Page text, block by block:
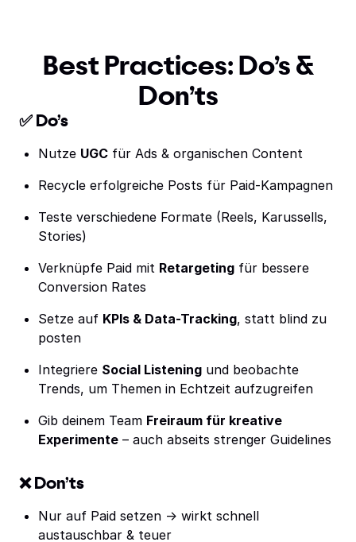
Best Practices: Do’s &
Don’ts
✅ Do’s
Nutze UGC für Ads & organischen Content
Recycle erfolgreiche Posts für Paid-Kampagnen
Teste verschiedene Formate (Reels, Karussells,
Stories)
Verknüpfe Paid mit Retargeting für bessere
Conversion Rates
Setze auf KPIs & Data-Tracking, statt blind zu
posten
Integriere Social Listening und beobachte
Trends, um Themen in Echtzeit aufzugreifen
Gib deinem Team Freiraum für kreative
Experimente – auch abseits strenger Guidelines
❌ Don’ts
Nur auf Paid setzen → wirkt schnell
austauschbar & teuer